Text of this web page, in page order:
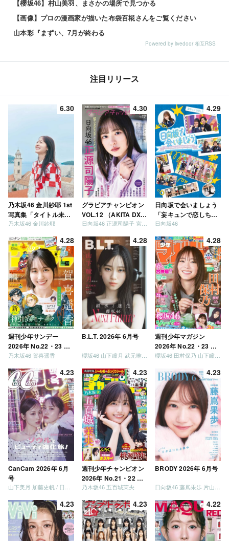
【櫻坂46】村山美羽、まさかの場所で見つかる
【画像】プロの漫画家が描いた布袋百椛さんをご覧ください
山本彩『まずい、7月が終わる
Powered by livedoor 相互RSS
注目リリース
6.30
乃木坂46 金川紗耶 1st
写真集「タイトル未
定」
乃木坂46 金川紗耶
4.30
グラビアチャンピオン
VOL.12 （AKITA DXシ
リーズ）
日向坂46 正源司陽子 宮地すみれ
4.29
日向坂で会いましょう
「妄キュンで恋しちゃ
いましょう」「どっち
う」「ご褒美でロケし
ましょう」「フレンド
リーになりましょう」
「笑って卒業を祝いま
しょう」 [Blu-ray]
日向坂46
4.28
週刊少年サンデー
2026年 No.22・23 合
併号
乃木坂46 賀喜遥香
4.28
B.L.T. 2026年 6月号
櫻坂46 山下瞳月 武元唯衣 / 乃木坂46 海邉朱莉
4.28
週刊少年マガジン
2026年 No.22・23 合
併号
4.23
CanCam 2026年 6月
号
山下美月 加藤史帆 / 日向坂46 大野愛実
4.23
週刊少年チャンピオン
2026年 No.21・22 合
併号
乃木坂46 五百城茉央
4.23
BRODY 2026年 6月号
日向坂46 藤嶌果歩 片山紗希 松尾桜 金村美玖 髙橋未来虹
4.23 4.23 4.22